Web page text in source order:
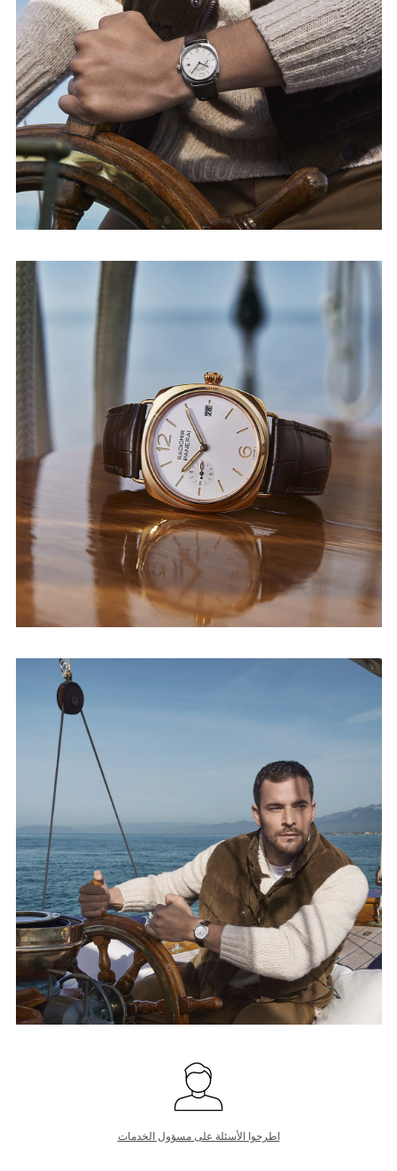
اطرحوا الأسئلة على مسؤول الخدمات